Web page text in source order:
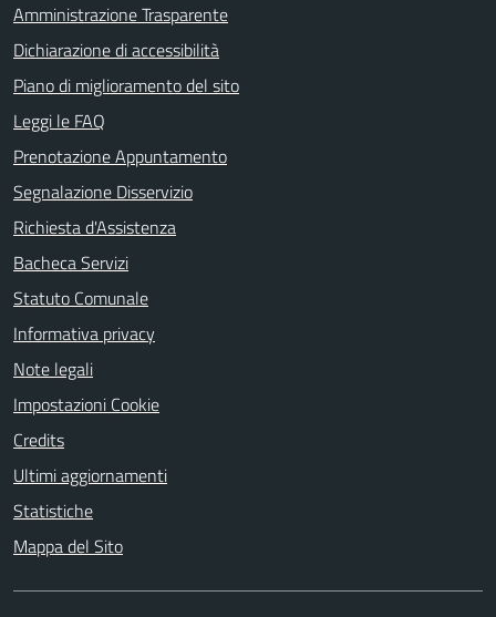
Amministrazione Trasparente
Dichiarazione di accessibilità
Piano di miglioramento del sito
Leggi le FAQ
Prenotazione Appuntamento
Segnalazione Disservizio
Richiesta d'Assistenza
Bacheca Servizi
Statuto Comunale
Informativa privacy
Note legali
Impostazioni Cookie
Credits
Ultimi aggiornamenti
Statistiche
Mappa del Sito